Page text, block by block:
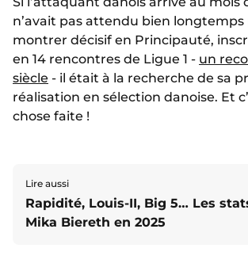
n’avait pas attendu bien longtemps
montrer décisif en Principauté,
en 14 rencontres de Ligue 1 - un
siècle - il était à la recherche de sa
réalisation en sélection danoise. Et
chose faite !
Lire aussi
Rapidité, Louis-II, Big 5… Les
Mika Biereth en 2025